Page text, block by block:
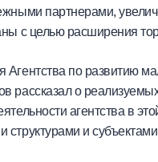
партнерами,
с целью расширения
Агентства по развитию
рассказал о
агентства в
и